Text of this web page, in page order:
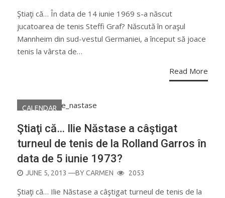
Ştiaţi că… În data de 14 iunie 1969 s-a născut
jucatoarea de tenis Steffi Graf? Născută în oraşul
Mannheim din sud-vestul Germaniei, a început să joace
tenis la vârsta de…
Read More
CALENDAR
Ştiaţi că… Ilie Năstase a câştigat
turneul de tenis de la Rolland Garros în
data de 5 iunie 1973?
POSTED
JUNE 5, 2013 —BYCARMEN 2053
Ştiaţi că… Ilie Năstase a câştigat turneul de tenis de la